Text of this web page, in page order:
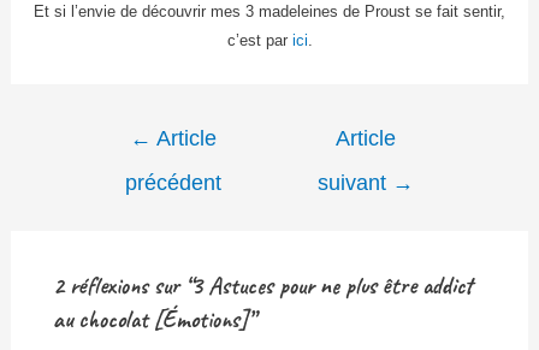
Et si l’envie de découvrir mes 3 madeleines de Proust se fait sentir,
c’est par ici
Navigation
← Article
précédent
Article
suivant →
2 réflexions sur “3 Astuces pour ne plus être addict
au chocolat [Émotions]”